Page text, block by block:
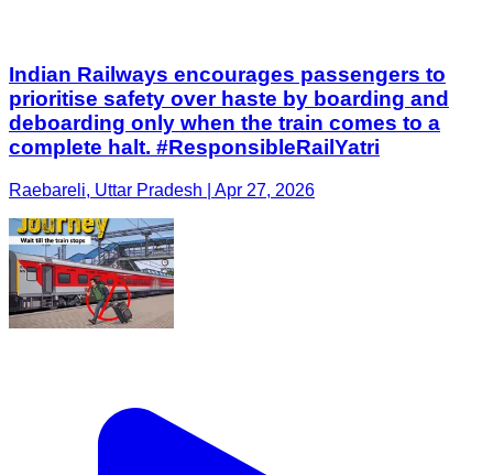
Indian Railways encourages passengers to
prioritise safety over haste by boarding and
deboarding only when the train comes to a
complete halt. #ResponsibleRailYatri
Raebareli, Uttar Pradesh | Apr 27, 2026